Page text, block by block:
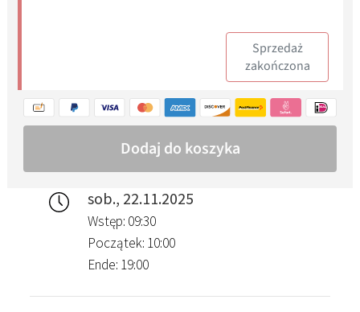
sob., 22.11.2025
Wstęp: 09:30
Początek: 10:00
Ende: 19:00